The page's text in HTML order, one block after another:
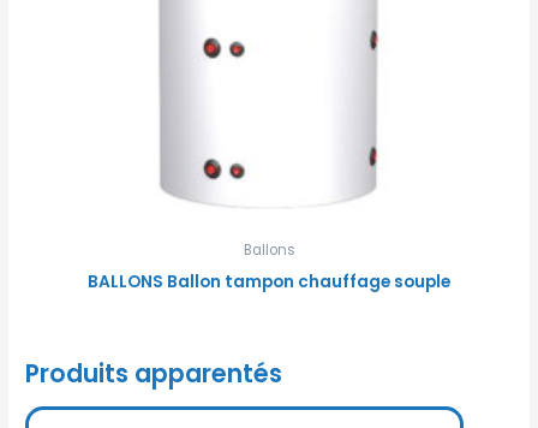
Ballons
BALLONS Ballon tampon chauffage souple
Produits apparentés